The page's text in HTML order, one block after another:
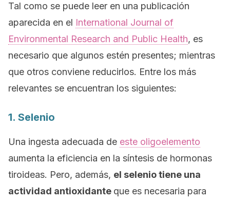
Tal como se puede leer en una publicación
aparecida en el International Journal of
Environmental Research and Public Health, es
necesario que algunos estén presentes; mientras
que otros conviene reducirlos. Entre los más
relevantes se encuentran los siguientes:
1. Selenio
Una ingesta adecuada de este oligoelemento
aumenta la eficiencia en la síntesis de hormonas
tiroideas. Pero, además, el selenio tiene una
actividad antioxidante que es necesaria para